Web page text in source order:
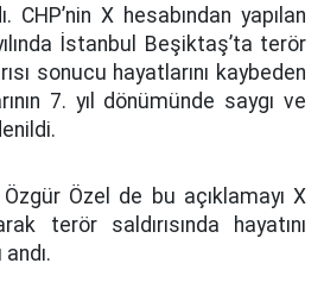
CHP’nin X hesabından yapılan
İstanbul Beşiktaş’ta terör
sonucu hayatlarını kaybeden
7. yıl dönümünde saygı ve
Özel de bu açıklamayı X
terör saldırısında hayatını